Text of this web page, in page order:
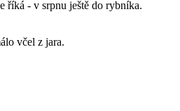
říká - v srpnu ještě do rybníka.
včel z jara.